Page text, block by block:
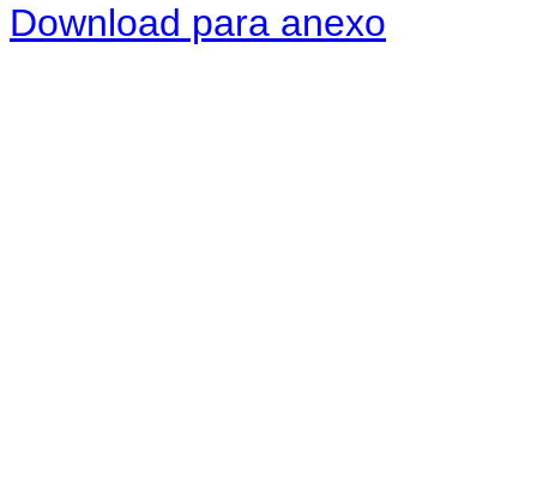
Download para anexo